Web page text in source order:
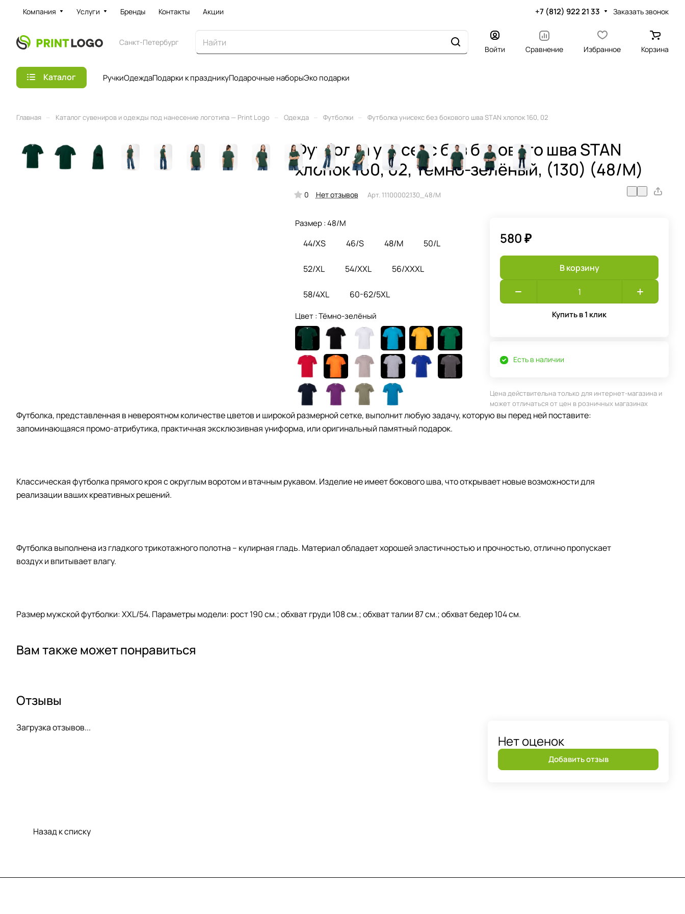
Компания Услуги Бренды Контакты Акции +7 (812) 922 21 33 Заказать звонок
Санкт-Петербург
Войти Сравнение Избранное Корзина
Каталог РучкиОдеждаПодарки к праздникуПодарочные наборыЭко подарки
Главная Каталог сувениров и одежды под нанесение логотипа — Print Logo Одежда Футболки Футболка унисекс без бокового шва STAN хлопок 160, 02
Футболка унисекс без бокового шва STAN
хлопок 160, 02, Тёмно-зелёный, (130) (48/M)
0 Нет отзывов Арт. 11100002.130_48/M
Размер :48/M
44/XS 46/S 48/M 50/L
52/XL 54/XXL 56/XXXL
58/4XL 60-62/5XL
Цвет :Тёмно-зелёный
580 ₽
В корзину
Купить в 1 клик
Есть в наличии
Цена действительна только для интернет-магазина и
может отличаться от цен в розничных магазинах
Футболка, представленная в невероятном количестве цветов и широкой размерной сетке, выполнит любую задачу, которую вы перед ней поставите:
запоминающаяся промо-атрибутика, практичная эксклюзивная униформа, или оригинальный памятный подарок.
Классическая футболка прямого кроя с округлым воротом и втачным рукавом. Изделие не имеет бокового шва, что открывает новые возможности для
реализации ваших креативных решений.
Футболка выполнена из гладкого трикотажного полотна – кулирная гладь. Материал обладает хорошей эластичностью и прочностью, отлично пропускает
воздух и впитывает влагу.
Размер мужской футболки: XXL/54. Параметры модели: рост 190 см.; обхват груди 108 см.; обхват талии 87 см.; обхват бедер 104 см.
Вам также может понравиться
Отзывы
Загрузка отзывов...
Нет оценок
Добавить отзыв
Назад к списку